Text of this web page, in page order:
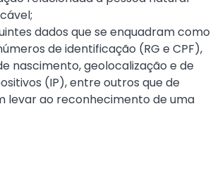
dados que se enquadram como
de identificação (RG e CPF),
nascimento, geolocalização e de
(IP), entre outros que de
levar ao reconhecimento de uma